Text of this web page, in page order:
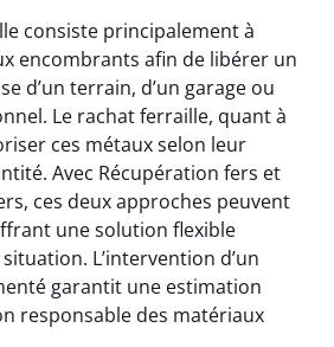
consiste principalement à
encombrants afin de libérer un
d’un terrain, d’un garage ou
Le rachat ferraille, quant à
ces métaux selon leur
Avec Récupération fers et
ces deux approches peuvent
une solution flexible
L’intervention d’un
garantit une estimation
responsable des matériaux